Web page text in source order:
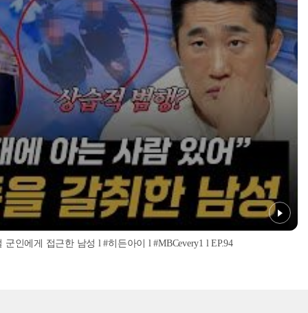
인에게 접근한 남성 l #히든아이 l #MBCevery1 l EP.94